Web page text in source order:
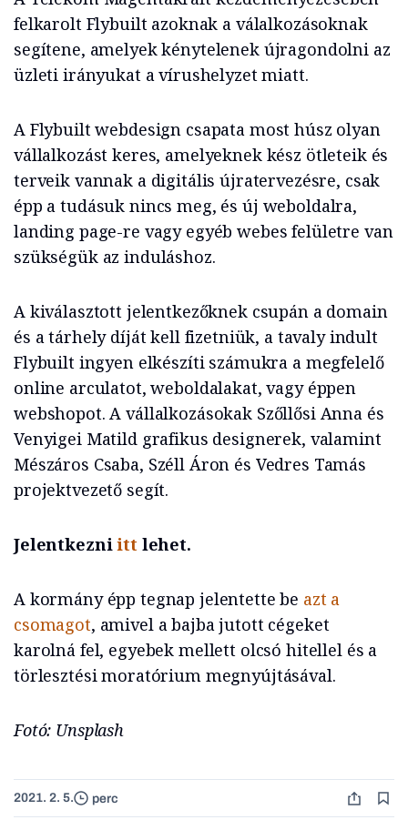
felkarolt Flybuilt azoknak a válalkozásoknak
segítene, amelyek kénytelenek újragondolni az
üzleti irányukat a vírushelyzet miatt.
A Flybuilt webdesign csapata most húsz olyan
vállalkozást keres, amelyeknek kész ötleteik és
terveik vannak a digitális újratervezésre, csak
épp a tudásuk nincs meg, és új weboldalra,
landing page-re vagy egyéb webes felületre van
szükségük az induláshoz.
A kiválasztott jelentkezőknek csupán a domain
és a tárhely díját kell fizetniük, a tavaly indult
Flybuilt ingyen elkészíti számukra a megfelelő
online arculatot, weboldalakat, vagy éppen
webshopot. A vállalkozásokak Szőllősi Anna és
Venyigei Matild grafikus designerek, valamint
Mészáros Csaba, Széll Áron és Vedres Tamás
projektvezető segít.
Jelentkezniittlehet.
A kormány épp tegnap jelentette be azt a
csomagot, amivel a bajba jutott cégeket
karolná fel, egyebek mellett olcsó hitellel és a
törlesztési moratórium megnyújtásával.
Fotó: Unsplash
2021. 2. 5. perc